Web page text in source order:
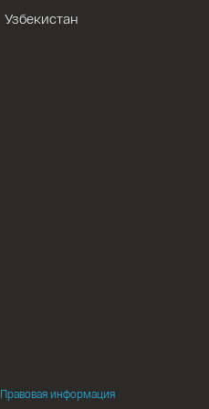
Узбекистан
Правовая информация